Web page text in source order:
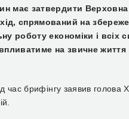
має затвердити
спрямований на
роботу економіки і всіх
на звичне життя
час брифінгу заявив голова